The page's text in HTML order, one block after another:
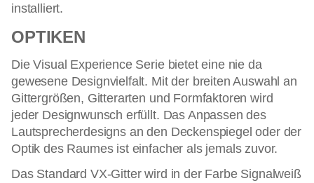
installiert.
OPTIKEN
Die Visual Experience Serie bietet eine nie da
gewesene Designvielfalt. Mit der breiten Auswahl an
Gittergrößen, Gitterarten und Formfaktoren wird
jeder Designwunsch erfüllt. Das Anpassen des
Lautsprecherdesigns an den Deckenspiegel oder der
Optik des Raumes ist einfacher als jemals zuvor.
Das Standard VX-Gitter wird in der Farbe Signalweiß